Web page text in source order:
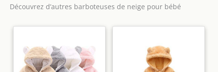
Découvrez d’autres barboteuses de neige pour bébé